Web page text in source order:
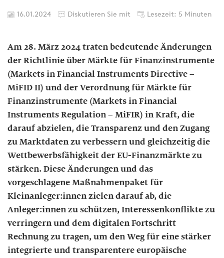
16.01.2024 Diskutieren Sie mit Lesezeit: 5 Minuten
Am 28. März 2024 traten bedeutende Änderungen
der Richtlinie über Märkte für Finanzinstrumente
(Markets in Financial Instruments Directive –
MiFID II) und der Verordnung für Märkte für
Finanzinstrumente (Markets in Financial
Instruments Regulation – MiFIR) in Kraft, die
darauf abzielen, die Transparenz und den Zugang
zu Marktdaten zu verbessern und gleichzeitig die
Wettbewerbsfähigkeit der EU-Finanzmärkte zu
stärken. Diese Änderungen und das
vorgeschlagene Maßnahmenpaket für
Kleinanleger:innen zielen darauf ab, die
Anleger:innen zu schützen, Interessenkonflikte zu
verringern und dem digitalen Fortschritt
Rechnung zu tragen, um den Weg für eine stärker
integrierte und transparentere europäische